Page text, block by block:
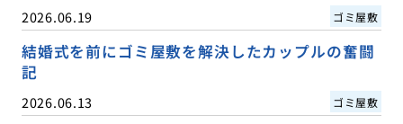
2026.06.19 ゴミ屋敷
結婚式を前にゴミ屋敷を解決したカップルの奮闘
記
2026.06.13 ゴミ屋敷